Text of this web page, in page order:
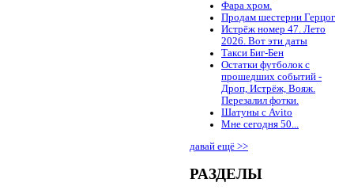
Фара хром.
Продам шестерни Герцог
Истрёж номер 47. Лето
2026. Вот эти даты
Такси Биг-Бен
Остатки футболок с
прошедших событий -
Дроп, Истрёж, Вояж.
Перезалил фотки.
Шатуны с Avito
Мне сегодня 50...
давай ещё >>
РАЗДЕЛЫ